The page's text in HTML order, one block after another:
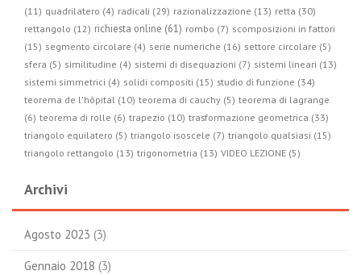
(11) quadrilatero (4) radicali (29) razionalizzazione (13) retta (30)
rettangolo (12) richiesta online (61) rombo (7) scomposizioni in fattori
(15) segmento circolare (4) serie numeriche (16) settore circolare (5)
sfera (5) similitudine (4) sistemi di disequazioni (7) sistemi lineari (13)
sistemi simmetrici (4) solidi compositi (15) studio di funzione (34)
teorema de l'hôpital (10) teorema di cauchy (5) teorema di lagrange
(6) teorema di rolle (6) trapezio (10) trasformazione geometrica (33)
triangolo equilatero (5) triangolo isoscele (7) triangolo qualsiasi (15)
triangolo rettangolo (13) trigonometria (13) VIDEO LEZIONE (5)
Archivi
Agosto 2023 (3)
Gennaio 2018 (3)